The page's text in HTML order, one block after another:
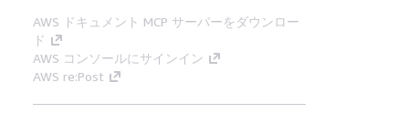
AWS ドキュメント MCP サーバーをダウンロー
ド
AWS コンソールにサインイン
AWS re:Post